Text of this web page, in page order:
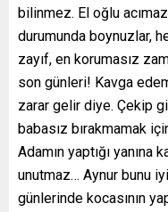
bilinmez. El oğlu
durumunda boynuzlar,
zayıf, en korumasız
son günleri! Kavga
zarar gelir diye. Çekip
babasız bırakmamak
Adamın yaptığı yanına
unutmaz… Aynur bunu
günlerinde kocasının